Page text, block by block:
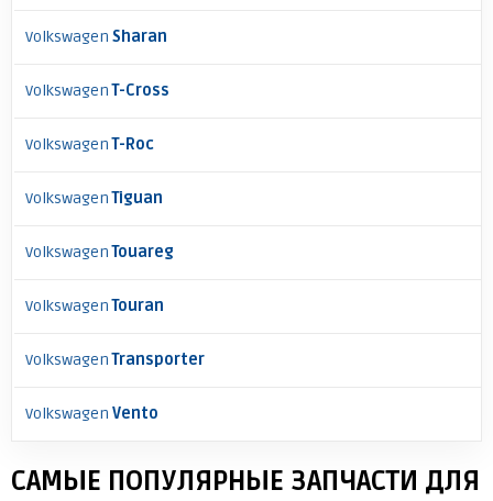
Volkswagen Sharan
Volkswagen T-Cross
Volkswagen T-Roc
Volkswagen Tiguan
Volkswagen Touareg
Volkswagen Touran
Volkswagen Transporter
Volkswagen Vento
САМЫЕ ПОПУЛЯРНЫЕ ЗАПЧАСТИ ДЛЯ